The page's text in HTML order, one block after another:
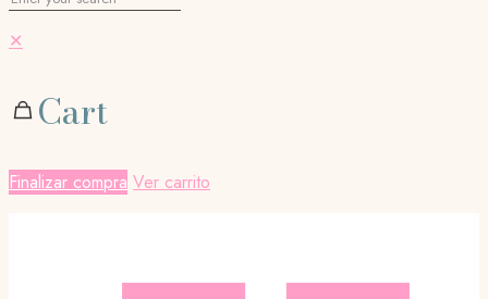
✕
Cart
Finalizar compra Ver carrito